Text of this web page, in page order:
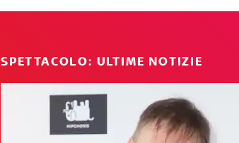
SPETTACOLO: ULTIME NOTIZIE